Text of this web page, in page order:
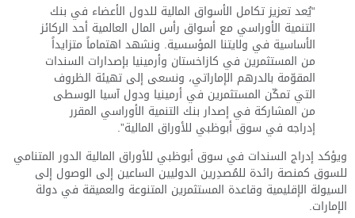
“يُعد تعزيز تكامل الأسواق المالية للدول الأعضاء في بنك
التنمية الأوراسي مع أسواق رأس المال العالمية أحد الركائز
الأساسية في ولايتنا المؤسسية. ونشهد اهتماماً متزايداً
من المستثمرين في كازاخستان وأرمينيا بإصدارات السندات
المقوّمة بالدرهم الإماراتي، ونسعى إلى تهيئة الظروف
التي تمكّن المستثمرين في أرمينيا ودول آسيا الوسطى
من المشاركة في إصدار بنك التنمية الأوراسي المقرر
إدراجه في سوق أبوظبي للأوراق المالية”.
ويؤكد إدراج السندات في سوق أبوظبي للأوراق المالية الدور المتنامي
للسوق كمنصة رائدة للمُصدِرين الدوليين الساعين إلى الوصول إلى
السيولة الإقليمية وقاعدة المستثمرين المتنوعة والعميقة في دولة
الإمارات.